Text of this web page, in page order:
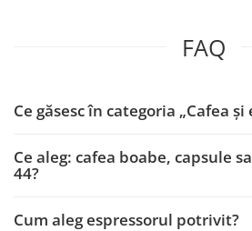
FAQ
Ce găsesc în categoria „Cafea și
Ce aleg: cafea boabe, capsule
44?
Cum aleg espressorul potrivit?